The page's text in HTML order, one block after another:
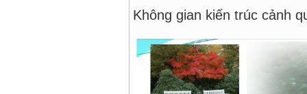
Không gian kiến trúc cảnh